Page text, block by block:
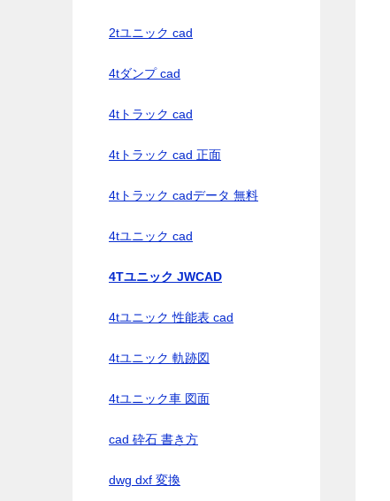
2tユニック cad
4tダンプ cad
4tトラック cad
4tトラック cad 正面
4tトラック cadデータ 無料
4tユニック cad
4Tユニック JWCAD
4tユニック 性能表 cad
4tユニック 軌跡図
4tユニック車 図面
cad 砕石 書き方
dwg dxf 変換